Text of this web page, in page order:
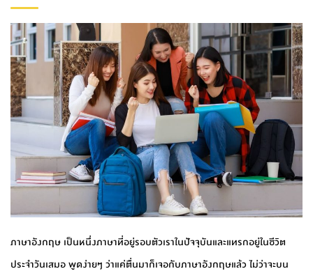
ภาษาอังกฤษ เป็นหนึ่งภาษาที่อยู่รอบตัวเราในปัจจุบันและแทรกอยู่ในชีวิต
ประจำวันเสมอ พูดง่ายๆ ว่าแค่ตื่นมาก็เจอกับภาษาอังกฤษแล้ว ไม่ว่าจะบน